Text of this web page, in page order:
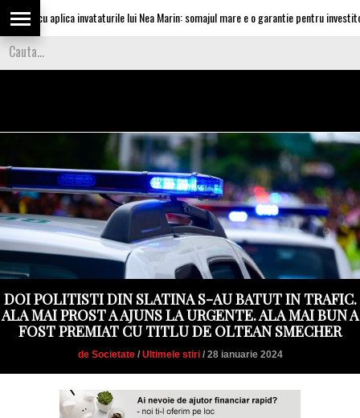
aplica invataturile lui Nea Marin: somajul mare e o garantie pentru investitori
DOI POLITISTI DIN SLATINA S-AU BATUT IN TRAFIC.
ALA MAI PROST A AJUNS LA URGENTE. ALA MAI BUN A
FOST PREMIAT CU TITLU DE OLTEAN SMECHER
de Societate/ Ultimele stiri/ 28 ianuarie 2024